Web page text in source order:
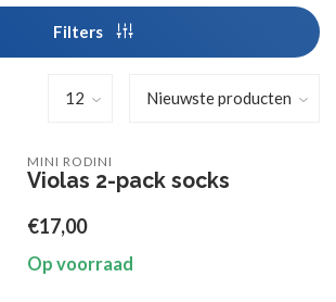
Filters
MINI RODINI
Violas 2-pack socks
€17,00
Op voorraad